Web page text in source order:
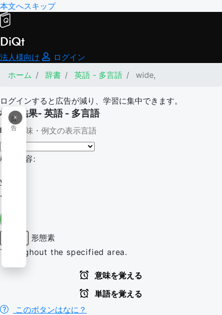
本文へスキップ
DiQt
法人様向け
ログイン
ホーム
辞書 英語 - 多言語 wide,
ログインすると広告が減り、学習に集中できます。
×
広
告
検索結果- 英語 - 多言語
意味・例文の表示言語
検索内容:
wide,
-wide
形態素
Throughout the specified area.
意味を覚える
単語を覚える
このボタンはなに？